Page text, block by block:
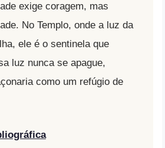
exige coragem, mas
No Templo, onde a luz da
ele é o sentinela que
luz nunca se apague,
como um refúgio de